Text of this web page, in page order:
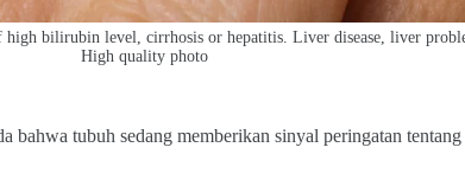
high bilirubin level, cirrhosis or hepatitis. Liver disease, liver
High quality photo
bahwa tubuh sedang memberikan sinyal peringatan tentang